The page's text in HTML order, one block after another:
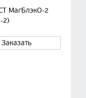
МагБлэкО-2
2)
Заказать